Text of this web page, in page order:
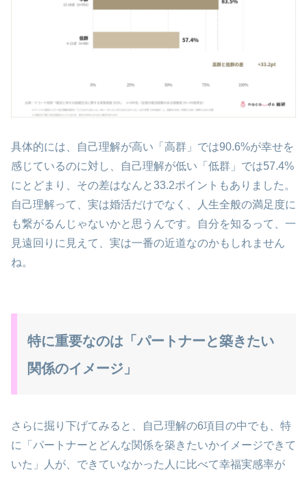
具体的には、自己理解が高い「高群」では90.6%が幸せを
感じているのに対し、自己理解が低い「低群」では57.4%
にとどまり、その差はなんと33.2ポイントもありました。
自己理解って、実は婚活だけでなく、人生全般の満足度に
も繋がるんじゃないかと思うんです。自分を知るって、一
見遠回りに見えて、実は一番の近道なのかもしれません
ね。
特に重要なのは「パートナーと築きたい
関係のイメージ」
さらに掘り下げてみると、自己理解の6項目の中でも、特
に「パートナーとどんな関係を築きたいかイメージできて
いた」人が、できていなかった人に比べて幸福実感率が